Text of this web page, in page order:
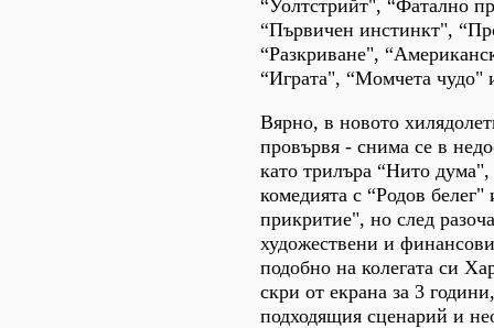
“Уолтстрийт", “Фатално
“Първичен инстинкт",
“Разкриване",
“Играта", “Момчета чудо"
Вярно, в новото
провървя - снима се в
като трилъра “Нито
комедията с “Родов
прикритие", но след
художествени и
подобно на колегата си
скри от екрана за 3
подходящия сценарий и